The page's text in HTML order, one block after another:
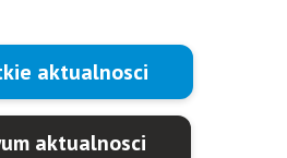
aktualnosci
aktualnosci